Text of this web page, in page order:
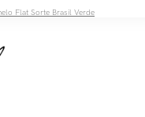
Flat Sorte Brasil Verde